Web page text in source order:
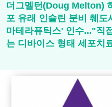
더그멜턴(Doug Melton)
포 유래 인슐린 분비 췌도
마테라퓨틱스' 인수..."직
는 디바이스 형태 세포치